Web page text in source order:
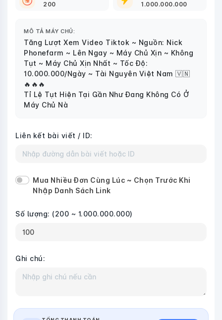
200 1.000.000.000
MÔ TẢ MÁY CHỦ:
Tăng Lượt Xem Video Tiktok ~ Nguồn: Nick
Phonefarm ~ Lên Ngay ~ Máy Chủ Xịn ~ Không
Tụt ~ Máy Chủ Xịn Nhất ~ Tốc Độ:
10.000.000/Ngày ~ Tài Nguyên Việt Nam 🇻🇳
🔥🔥🔥
Tỉ Lệ Tụt Hiện Tại Gần Như Đang Không Có Ở
Máy Chủ Nà
Liên kết bài viết / ID:
Mua Nhiều Đơn Cùng Lúc ~ Chọn Trước Khi
Nhập Danh Sách Link
Số lượng: (200 ~ 1.000.000.000)
Ghi chú: